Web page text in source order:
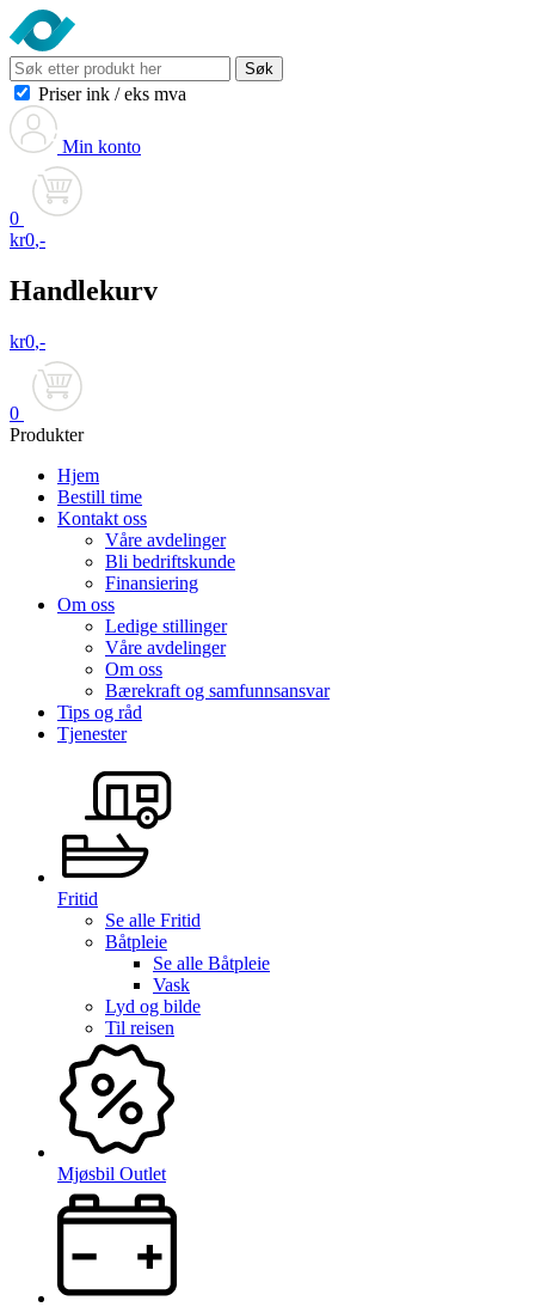
Søk
Priser ink / eks mva
Min konto
0
kr0,-
Handlekurv
kr0,-
0
Produkter
Hjem
Bestill time
Kontakt oss
Våre avdelinger
Bli bedriftskunde
Finansiering
Om oss
Ledige stillinger
Våre avdelinger
Om oss
Bærekraft og samfunnsansvar
Tips og råd
Tjenester
Fritid
Se alle Fritid
Båtpleie
Se alle Båtpleie
Vask
Lyd og bilde
Til reisen
Mjøsbil Outlet